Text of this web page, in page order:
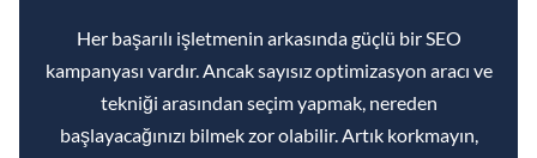
Her başarılı işletmenin arkasında güçlü bir SEO
kampanyası vardır. Ancak sayısız optimizasyon aracı ve
tekniği arasından seçim yapmak, nereden
başlayacağınızı bilmek zor olabilir. Artık korkmayın,